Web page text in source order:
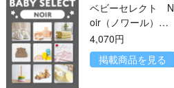
ベビーセレクト N
oir（ノワール）コ
ース
4,070円
掲載商品を見る